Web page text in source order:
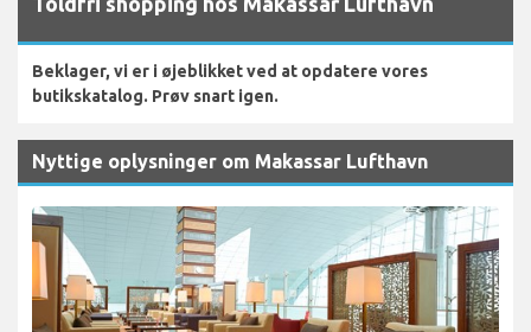
Beklager, vi er i øjeblikket ved at opdatere vores
butikskatalog. Prøv snart igen.
Nyttige oplysninger om Makassar Lufthavn